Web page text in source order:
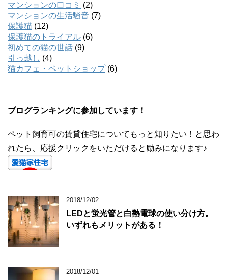
マンションの口コミ (2)
マンションの生活騒音 (7)
保護猫 (12)
保護猫のトライアル (6)
初めての猫の世話 (9)
引っ越し (4)
猫カフェ・ペットショップ(6)
ブログランキングに参加しています！
ペット飼育可の賃貸住宅についてもっと知りたい！と思わ
れたら、応援クリックをいただけると励みになります♪
2018/12/02
LEDと蛍光管と白熱電球の使い分け方。
いずれもメリットがある！
2018/12/01